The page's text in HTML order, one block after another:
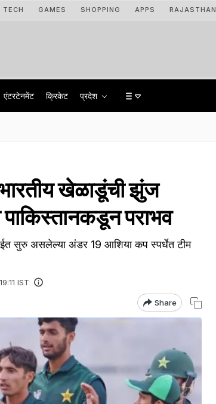
TECH GAMES SHOPPING APPS RAJASTHAN
एंटरटेनमेंट क्रिकेट प्रदेश
खेळाडूंची झुंज
पराभव
सुरु असलेल्या अंडर 19 आशिया कप स्पर्धेत टीम
IST
Share